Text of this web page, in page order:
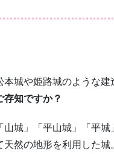
城や姫路城のような建
存知ですか？
城」「平山城」「平城
然の地形を利用した城。